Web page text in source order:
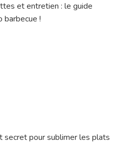
et entretien : le guide
barbecue !
secret pour sublimer les plats